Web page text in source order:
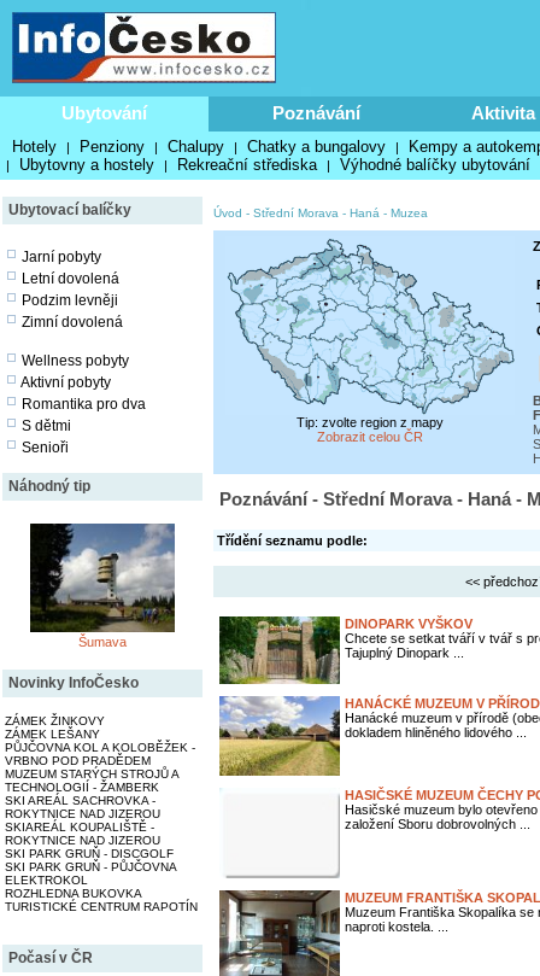
Ubytování Poznávání Aktivita
Hotely | Penziony | Chalupy | Chatky a bungalovy | Kempy a
| Ubytovny a hostely | Rekreační střediska | Výhodné balíčky ubytování
Ubytovací balíčky
Jarní pobyty
Letní dovolená
Podzim levněji
Zimní dovolená
Wellness pobyty
Aktivní pobyty
Romantika pro dva
S dětmi
Senioři
Náhodný tip
Šumava
Novinky InfoČesko
ZÁMEK ŽINKOVY
ZÁMEK LEŠANY
PŮJČOVNA KOL A KOLOBĚŽEK -
VRBNO POD PRADĚDEM
MUZEUM STARÝCH STROJŮ A
TECHNOLOGIÍ - ŽAMBERK
SKI AREÁL SACHROVKA -
ROKYTNICE NAD JIZEROU
SKIAREÁL KOUPALIŠTĚ -
ROKYTNICE NAD JIZEROU
SKI PARK GRUŇ - DISCGOLF
SKI PARK GRUŇ - PŮJČOVNA
ELEKTROKOL
ROZHLEDNA BUKOVKA
TURISTICKÉ CENTRUM RAPOTÍN
Počasí v ČR
Úvod - Střední Morava - Haná - Muzea
Tip: zvolte region z mapy
Zobrazit celou ČR
Poznávání - Střední Morava - Haná -
Třídění seznamu podle:
<<
DINOPARK VYŠKOV
Chcete se setkat tváří v tvář s
Tajuplný Dinopark ...
HANÁCKÉ MUZEUM V
Hanácké muzeum v přírodě
dokladem hliněného lidového ...
HASIČSKÉ MUZEUM ČECHY
Hasičské muzeum bylo
založení Sboru dobrovolných ...
MUZEUM FRANTIŠKA
Muzeum Františka Skopalíka
naproti kostela. ...